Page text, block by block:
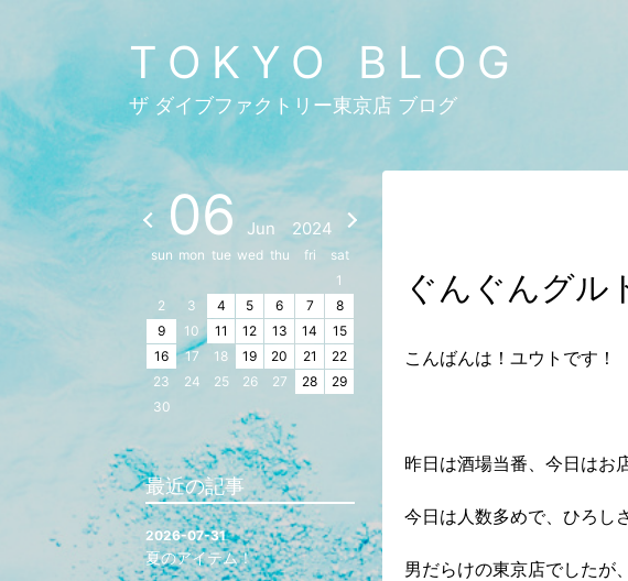
TOKYO BLOG
ザ ダイブファクトリー東京店 ブログ
ぐんぐんグル
こんばんは！ユウトです！
昨日は酒場当番、今日はお
今日は人数多めで、ひろし
男だらけの東京店でしたが
06 Jun 2024
sun mon tue wed thu fri
sat
1
2
3 4 5 6 7
8
9
10 11 12 13 14
15
16
17 18 19 20 21
22
23
24 25 26 27 28
29
30
最近の記事
2026-07-31
夏のアイテム！